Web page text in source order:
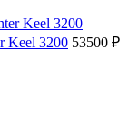
Keel 3200 53500 ₽